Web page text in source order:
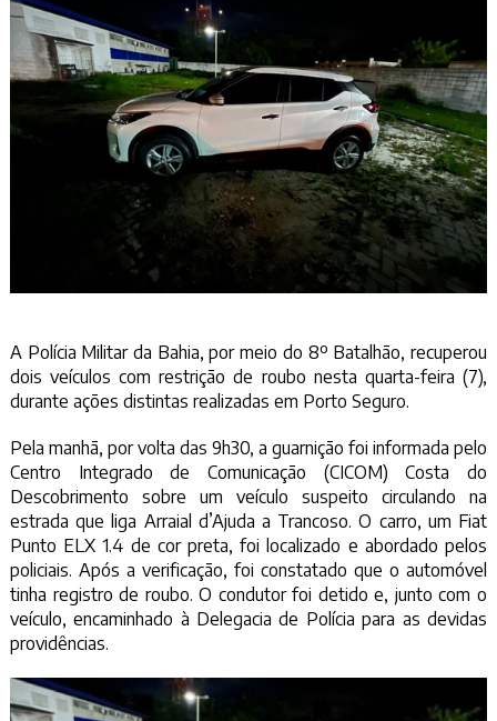
A Polícia Militar da Bahia, por meio do 8º Batalhão, recuperou
dois veículos com restrição de roubo nesta quarta-feira (7),
durante ações distintas realizadas em Porto Seguro.
Pela manhã, por volta das 9h30, a guarnição foi informada pelo
Centro Integrado de Comunicação (CICOM) Costa do
Descobrimento sobre um veículo suspeito circulando na
estrada que liga Arraial d’Ajuda a Trancoso. O carro, um Fiat
Punto ELX 1.4 de cor preta, foi localizado e abordado pelos
policiais. Após a verificação, foi constatado que o automóvel
tinha registro de roubo. O condutor foi detido e, junto com o
veículo, encaminhado à Delegacia de Polícia para as devidas
providências.